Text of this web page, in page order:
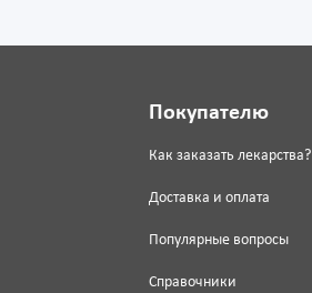
Покупателю
Как заказать лекарства?
Доставка и оплата
Популярные вопросы
Справочники